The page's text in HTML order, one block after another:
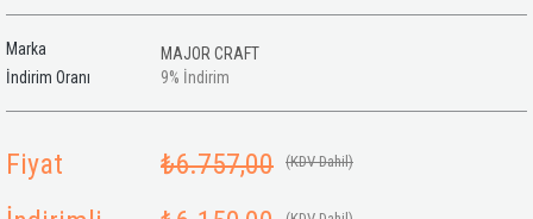
Marka
MAJOR CRAFT
İndirim Oranı
%
9 İndirim
Fiyat ₺6.757,00 (KDV Dahil)